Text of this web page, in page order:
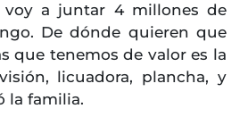
voy a juntar 4 millones de
De dónde quieren que
que tenemos de valor es la
licuadora, plancha, y
la familia.